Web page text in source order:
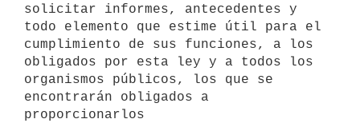
solicitar informes, antecedentes y
todo elemento que estime útil para el
cumplimiento de sus funciones, a los
obligados por esta ley y a todos los
organismos públicos, los que se
encontrarán obligados a
proporcionarlos